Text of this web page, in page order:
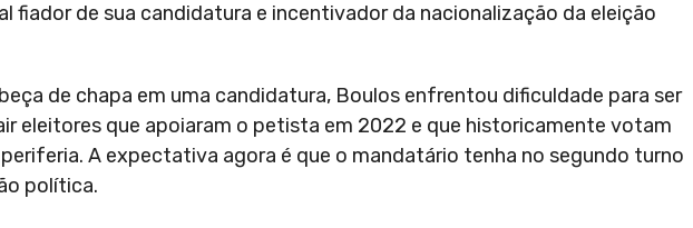
fiador de sua candidatura e incentivador da nacionalização da eleição
de chapa em uma candidatura, Boulos enfrentou dificuldade para ser
eleitores que apoiaram o petista em 2022 e que historicamente votam
A expectativa agora é que o mandatário tenha no segundo turno
política.